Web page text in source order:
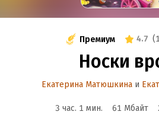
Премиум 4.7 (
Носки
Екатерина Матюшкина и
3 час. 1 мин. 61 Мбайт